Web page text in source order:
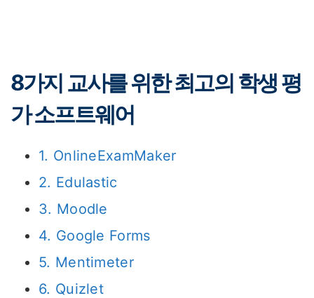
8가지 교사를 위한 최고의 학생 평
가 소프트웨어
1. OnlineExamMaker
2. Edulastic
3. Moodle
4. Google Forms
5. Mentimeter
6. Quizlet